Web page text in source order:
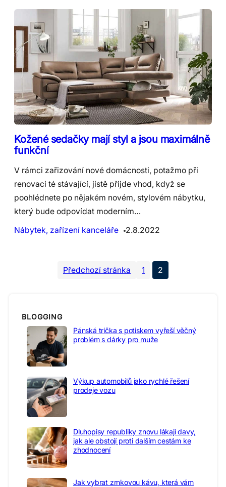
Kožené sedačky mají styl a jsou maximálně
funkční
V rámci zařizování nové domácnosti, potažmo při
renovaci té stávající, jistě přijde vhod, když se
poohlédnete po nějakém novém, stylovém nábytku,
který bude odpovídat moderním…
Nábytek, zařízení kanceláře
2.8.2022
Předchozí stránka 1 2
BLOGGING
Pánská trička s potiskem vyřeší věčný
problém s dárky pro muže
Výkup automobilů jako rychlé řešení
prodeje vozu
Dluhopisy republiky znovu lákají davy,
jak ale obstojí proti dalším cestám ke
zhodnocení
Jak vybrat zrnkovou kávu, která vám